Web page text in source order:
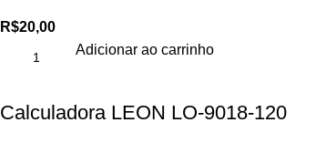
R$20,00
Adicionar ao carrinho
Calculadora LEON LO-9018-120